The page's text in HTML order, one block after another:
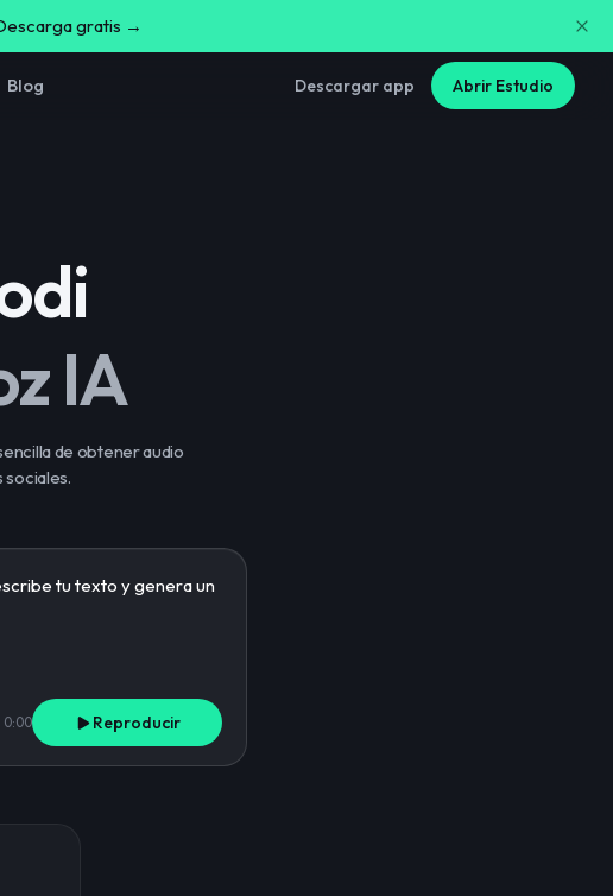
gratis →
Blog Descargar app Abrir Estudio
IA
de obtener audio
0:00 Reproducir